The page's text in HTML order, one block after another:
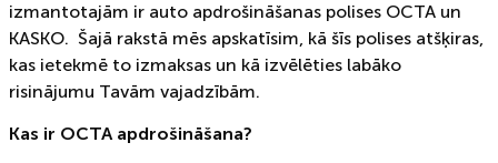
izmantotajām ir auto apdrošināšanas polises OCTA un
KASKO. Šajā rakstā mēs apskatīsim, kā šīs polises atšķiras,
kas ietekmē to izmaksas un kā izvēlēties labāko
risinājumu Tavām vajadzībām.
Kas ir OCTA apdrošināšana?